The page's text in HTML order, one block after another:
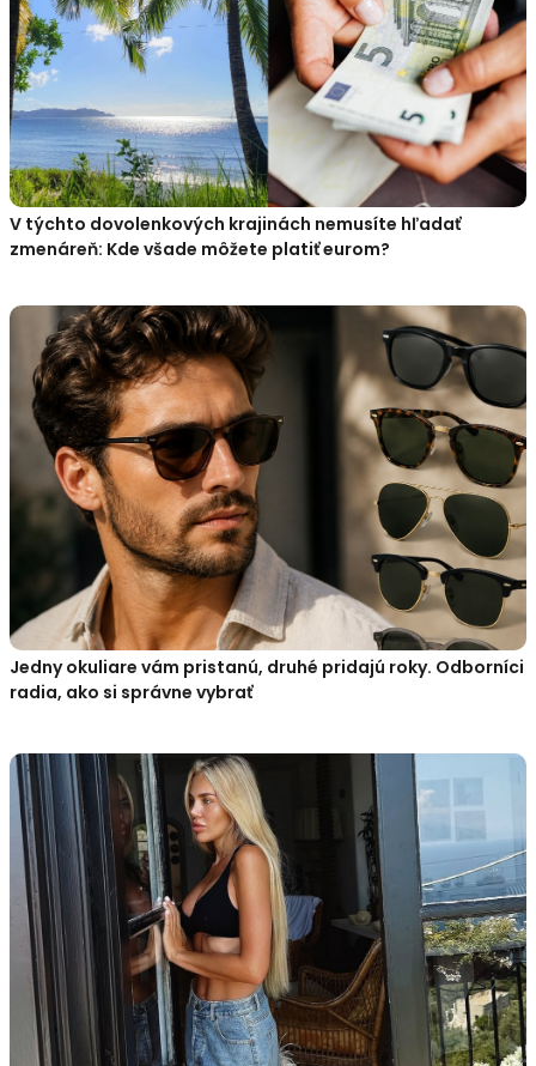
V týchto dovolenkových krajinách nemusíte hľadať
zmenáreň: Kde všade môžete platiť eurom?
Jedny okuliare vám pristanú, druhé pridajú roky. Odborníci
radia, ako si správne vybrať